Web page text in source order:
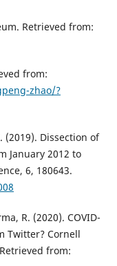
Retrieved from:
from:
zhao/?
(2019). Dissection of
January 2012 to
6, 180643.
R. (2020). COVID-
Twitter? Cornell
from: